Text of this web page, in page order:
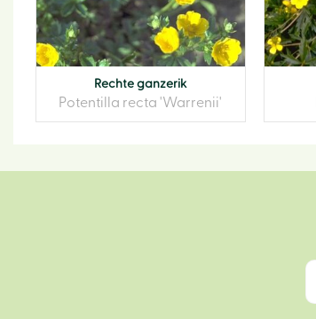
Rechte ganzerik
Potentilla recta 'Warrenii'